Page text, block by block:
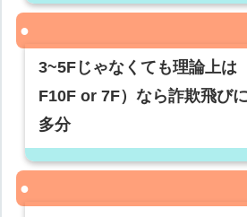
3~5Fじゃなくても理論上は
F10F or 7F）なら詐欺飛び
多分